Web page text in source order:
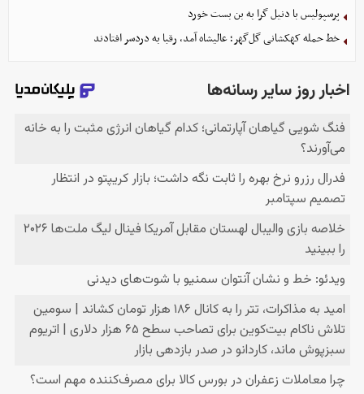
پرسپولیس با دنیل گرا به بن بست خورد
خط حمله کهکشانی گل‌گهر؛ عالیشاه آمد، رقبا به دردسر افتادند